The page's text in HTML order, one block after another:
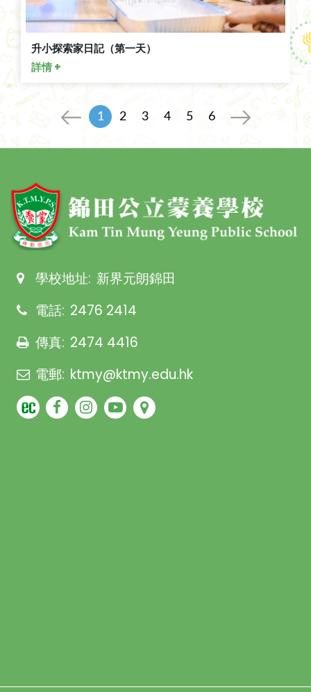
升小探索家日記（第一天）
詳情 +
1 2 3 4 5 6
學校地址: 新界元朗錦田
電話: 2476 2414
傳真: 2474 4416
電郵: ktmy@ktmy.edu.hk